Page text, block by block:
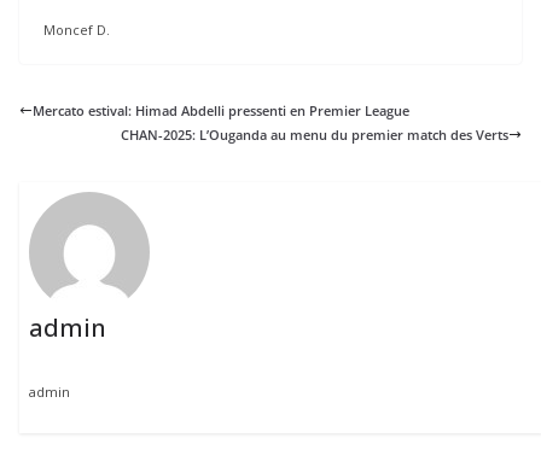
Moncef D.
Mercato estival: Himad Abdelli pressenti en Premier League
CHAN-2025: L’Ouganda au menu du premier match des Verts
admin
admin